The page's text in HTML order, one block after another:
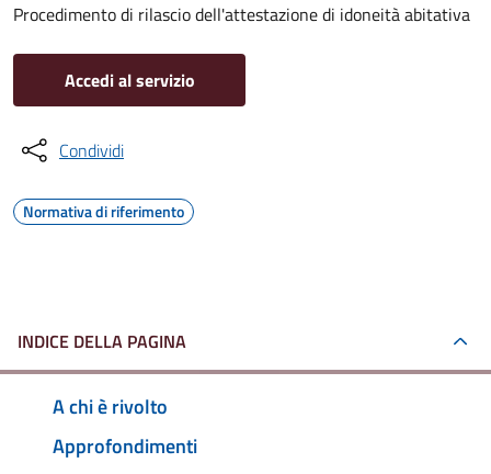
Procedimento di rilascio dell'attestazione di idoneità abitativa
Accedi al servizio
Condividi
Normativa di riferimento
INDICE DELLA PAGINA
A chi è rivolto
Approfondimenti